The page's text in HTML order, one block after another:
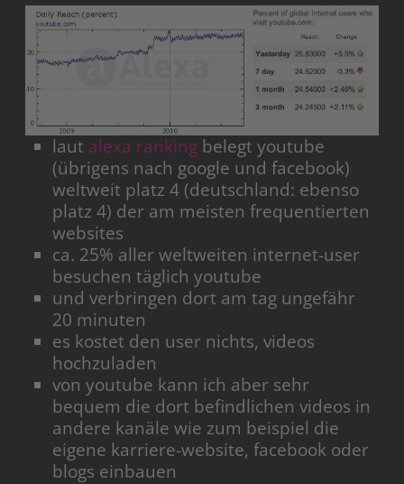
laut alexa ranking belegt youtube
(übrigens nach google und facebook)
weltweit platz 4 (deutschland: ebenso
platz 4) der am meisten frequentierten
websites
ca. 25% aller weltweiten internet-user
besuchen täglich youtube
und verbringen dort am tag ungefähr
20 minuten
es kostet den user nichts, videos
hochzuladen
von youtube kann ich aber sehr
bequem die dort befindlichen videos in
andere kanäle wie zum beispiel die
eigene karriere-website, facebook oder
blogs einbauen